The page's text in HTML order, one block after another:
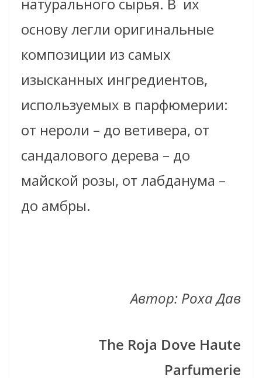
натурального сырья. В их
основу легли оригинальные
композиции из самых
изысканных ингредиентов,
используемых в парфюмерии:
от нероли – до ветивера, от
сандалового дерева – до
майской розы, от лабданума –
до амбры.
Автор: Роха Дав
The Roja Dove Haute
Parfumerie